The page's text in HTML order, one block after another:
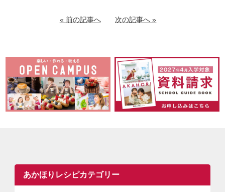
« 前の記事へ 次の記事へ »
あかほりレシピカテゴリー